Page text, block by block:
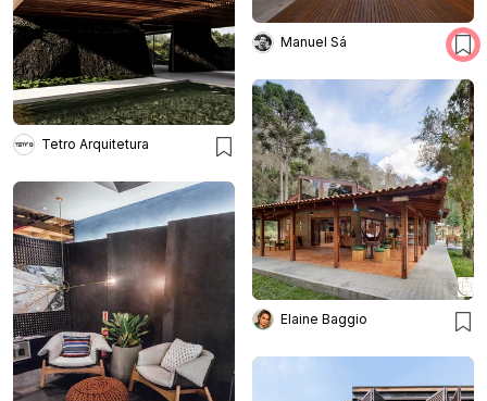
Manuel Sá
Tetro Arquitetura
Elaine Baggio